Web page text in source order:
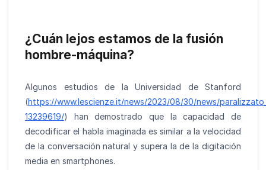
¿Cuán lejos estamos de la fusión
hombre-máquina?
Algunos estudios de la Universidad de Stanford
(https://www.lescienze.it/news/2023/08/30/news/
13239619/) han demostrado que la capacidad de
decodificar el habla imaginada es similar a la velocidad
de la conversación natural y supera la de la digitación
media en smartphones.